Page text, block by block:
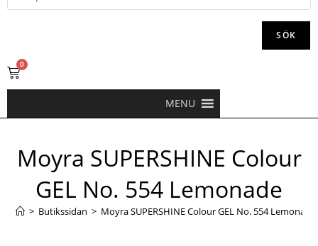
SÖK
0
MENU
Moyra SUPERSHINE Colour
GEL No. 554 Lemonade
> Butikssidan > Moyra SUPERSHINE Colour GEL No. 554 Lemonade